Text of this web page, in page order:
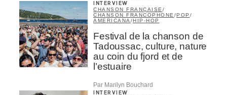
INTERVIEW
CHANSON FRANÇAISE /
CHANSON FRANCOPHONE /POP /
AMERICANA /HIP-HOP
Festival de la chanson de
Tadoussac, culture, nature
au coin du fjord et de
l’estuaire
Par Marilyn Bouchard
INTERVIEW